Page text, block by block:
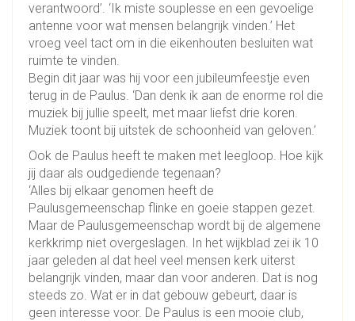
verantwoord’. ‘Ik miste souplesse en een gevoelige
antenne voor wat mensen belangrijk vinden.’ Het
vroeg veel tact om in die eikenhouten besluiten wat
ruimte te vinden.
Begin dit jaar was hij voor een jubileumfeestje even
terug in de Paulus. ‘Dan denk ik aan de enorme rol die
muziek bij jullie speelt, met maar liefst drie koren.
Muziek toont bij uitstek de schoonheid van geloven.’
Ook de Paulus heeft te maken met leegloop. Hoe kijk
jij daar als oudgediende tegenaan?
‘Alles bij elkaar genomen heeft de
Paulusgemeenschap flinke en goeie stappen gezet.
Maar de Paulusgemeenschap wordt bij de algemene
kerkkrimp niet overgeslagen. In het wijkblad zei ik 10
jaar geleden al dat heel veel mensen kerk uiterst
belangrijk vinden, maar dan voor anderen. Dat is nog
steeds zo. Wat er in dat gebouw gebeurt, daar is
geen interesse voor. De Paulus is een mooie club,